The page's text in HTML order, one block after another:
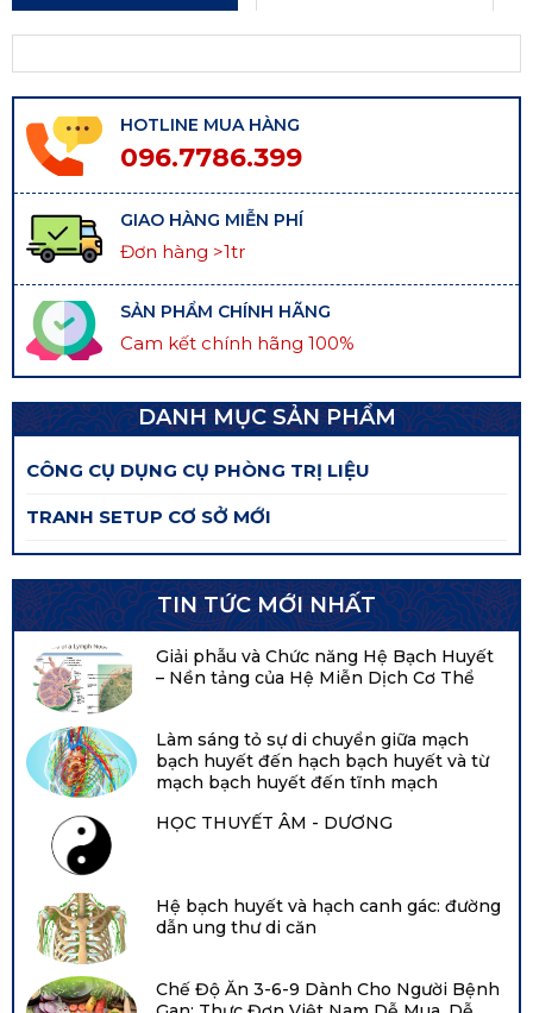
HOTLINE MUA HÀNG
096.7786.399
GIAO HÀNG MIỄN PHÍ
Đơn hàng >1tr
SẢN PHẨM CHÍNH HÃNG
Cam kết chính hãng 100%
DANH MỤC SẢN PHẨM
CÔNG CỤ DỤNG CỤ PHÒNG TRỊ LIỆU
TRANH SETUP CƠ SỞ MỚI
TIN TỨC MỚI NHẤT
Giải phẫu và Chức năng Hệ Bạch Huyết
– Nền tảng của Hệ Miễn Dịch Cơ Thể
Làm sáng tỏ sự di chuyển giữa mạch
bạch huyết đến hạch bạch huyết và từ
mạch bạch huyết đến tĩnh mạch
HỌC THUYẾT ÂM - DƯƠNG
Hệ bạch huyết và hạch canh gác: đường
dẫn ung thư di căn
Chế Độ Ăn 3-6-9 Dành Cho Người Bệnh